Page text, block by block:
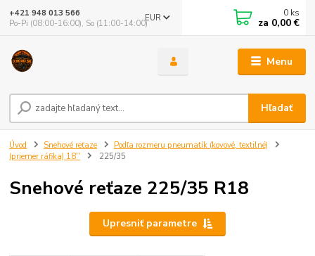
Menu
EUR
Hľadať
+421 948 013 566
Po-Pi (08:00-16:00), So (11:00-14:00)
0 ks
za 0,00 €
Úvod Snehové reťaze
Podľa rozmeru pneumatík (kovové, textilné)
(priemer ráfika) 18''
225/35
Snehové reťaze 225/35 R18
Upresniť parametre